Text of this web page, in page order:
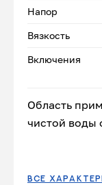
Напор
Вязкость
Включения
Область
чистой воды
ВСЕ